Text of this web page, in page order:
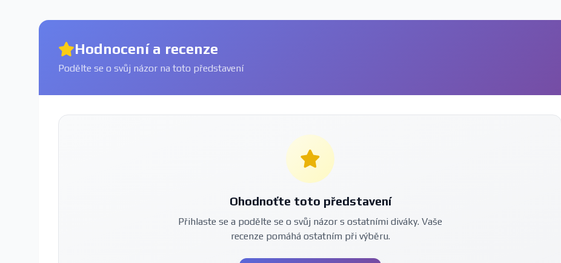
Hodnocení a recenze
Podělte se o svůj názor na toto představení
Ohodnoťte toto představení
Přihlaste se a podělte se o svůj názor s ostatními diváky. Vaše
recenze pomáhá ostatním při výběru.